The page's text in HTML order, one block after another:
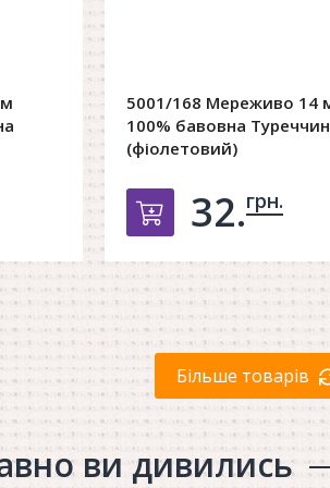
5001/168 Мереживо 14
100% бавовна
(фіолетовий)
Добавить в
32.грн.
Більше товарів
ви дивились